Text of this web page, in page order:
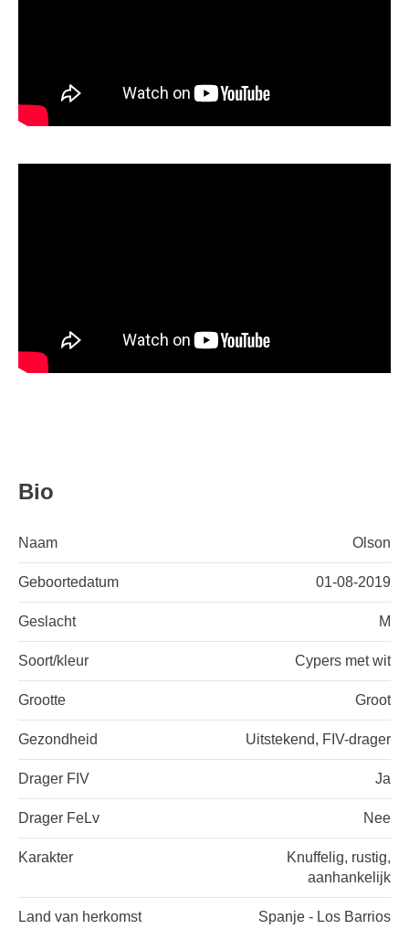
Bio
Naam Olson
Geboortedatum 01-08-2019
Geslacht M
Soort/kleur Cypers met wit
Grootte Groot
Gezondheid Uitstekend, FIV-drager
Drager FIV Ja
Drager FeLv Nee
Karakter
Knuffelig, rustig,
aanhankelijk
Land van herkomst Spanje - Los Barrios